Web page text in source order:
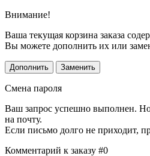
Внимание!
Ваша текущая корзина заказа
Вы можете дополнить их или
Дополнить Заменить
Смена пароля
Ваш запрос успешно выполнен.
на почту.
Если письмо долго не приходит,
Комментарий к заказу #0